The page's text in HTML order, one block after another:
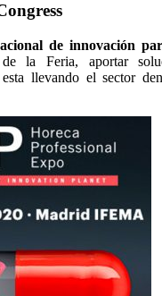
de innovación
la Feria, aportar
llevando el sector